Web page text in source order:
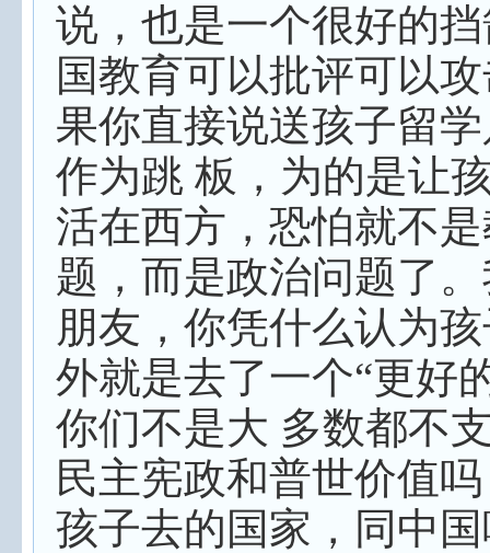
说，也是一个很好的
国教育可以批评可以
果你直接说送孩子留
作为跳 板，为的是让
活在西方，恐怕就不
题，而是政治问题了
朋友，你凭什么认为
外就是去了一个“更好
你们不是大 多数都不
民主宪政和普世价值
孩子去的国家，同中